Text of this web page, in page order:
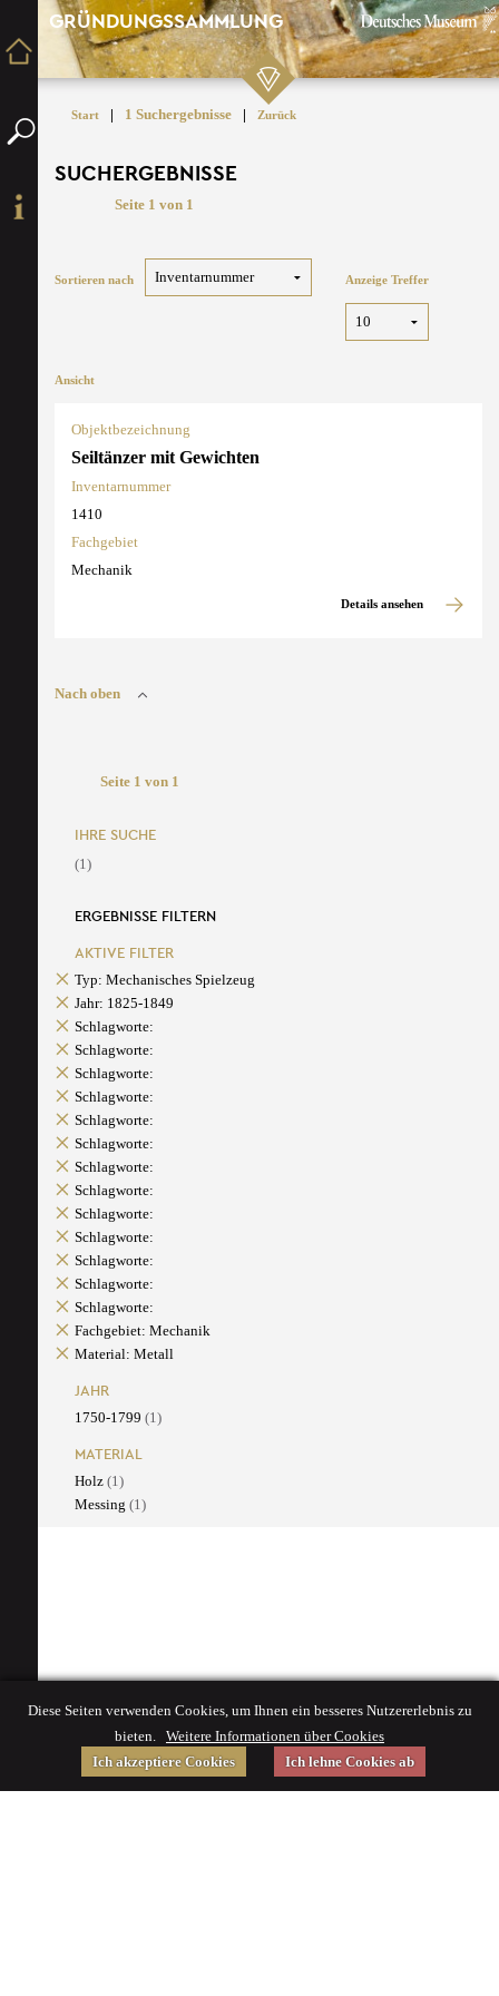
GRÜNDUNGSSAMMLUNG
Start | 1 Suchergebnisse | Zurück
SUCHERGEBNISSE
Seite 1 von 1
Sortieren nach Anzeige Treffer
Ansicht
Objektbezeichnung
Seiltänzer mit Gewichten
Inventarnummer
1410
Fachgebiet
Mechanik
Details ansehen
Nach oben
Seite 1 von 1
IHRE SUCHE
(1)
ERGEBNISSE FILTERN
AKTIVE FILTER
Typ: Mechanisches Spielzeug
Jahr: 1825-1849
Schlagworte:
Schlagworte:
Schlagworte:
Schlagworte:
Schlagworte:
Schlagworte:
Schlagworte:
Schlagworte:
Schlagworte:
Schlagworte:
Schlagworte:
Schlagworte:
Schlagworte:
Fachgebiet: Mechanik
Material: Metall
JAHR
1750-1799 (1)
MATERIAL
Holz (1)
Messing (1)
Diese Seiten verwenden Cookies, um Ihnen ein besseres Nutzererlebnis zu
bieten. Weitere Informationen über Cookies
Ich akzeptiere Cookies
Ich lehne Cookies ab